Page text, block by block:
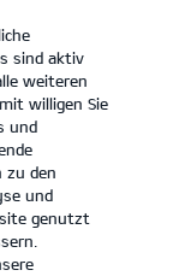
KONTAKT
sind aktiv
weiteren
willigen Sie
und
zu den
und
genutzt